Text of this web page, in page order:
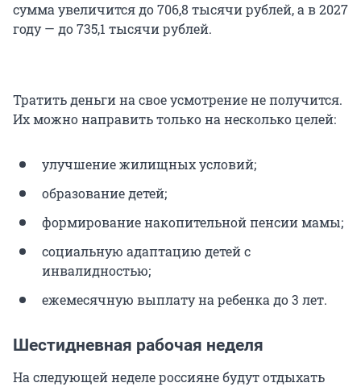
сумма увеличится до 706,8 тысячи рублей, а в 2027
году — до 735,1 тысячи рублей.
Тратить деньги на свое усмотрение не получится.
Их можно направить только на несколько целей:
улучшение жилищных условий;
образование детей;
формирование накопительной пенсии мамы;
социальную адаптацию детей с
инвалидностью;
ежемесячную выплату на ребенка до 3 лет.
Шестидневная рабочая неделя
На следующей неделе россияне будут отдыхать